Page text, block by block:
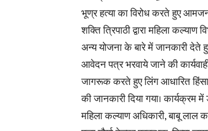
भूण्र हत्या का विरोध करते हुए
शक्ति त्रिपाठी द्वारा महिला
अन्य योजना के बारे में जानकारी देते
आवेदन पत्र भरवाये जाने की
जागरूक करते हुए लिंग आधारित हिंसा
की जानकारी दिया गया। कार्यक्रम
महिला कल्याण अधिकारी, बाबू लाल